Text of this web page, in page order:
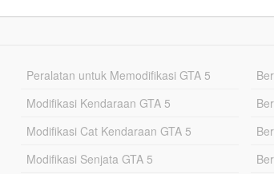
Peralatan untuk Memodifikasi GTA 5
Modifikasi Kendaraan GTA 5
Modifikasi Cat Kendaraan GTA 5
Modifikasi Senjata GTA 5